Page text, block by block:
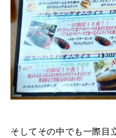
そしてその中でも一際目